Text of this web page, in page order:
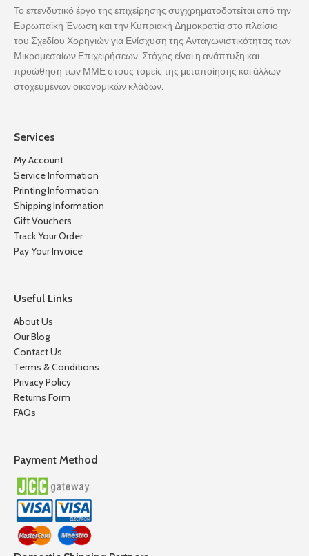
Το επενδυτικό έργο της επιχείρησης συγχρηματοδοτείται από την
Ευρωπαϊκή Ένωση και την Κυπριακή Δημοκρατία στο πλαίσιο
του Σχεδίου Χορηγιών για Ενίσχυση της Ανταγωνιστικότητας των
Μικρομεσαίων Επιχειρήσεων. Στόχος είναι η ανάπτυξη και
προώθηση των ΜΜΕ στους τομείς της μεταποίησης και άλλων
στοχευμένων οικονομικών κλάδων.
Services
My Account
Service Information
Printing Information
Shipping Information
Gift Vouchers
Track Your Order
Pay Your Invoice
Useful Links
About Us
Our Blog
Contact Us
Terms & Conditions
Privacy Policy
Returns Form
FAQs
Payment Method